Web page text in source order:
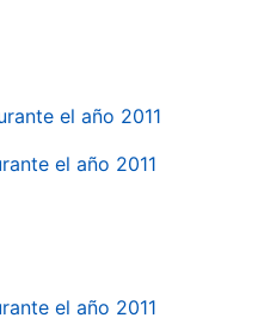
el año 2011
el año 2011
el año 2011